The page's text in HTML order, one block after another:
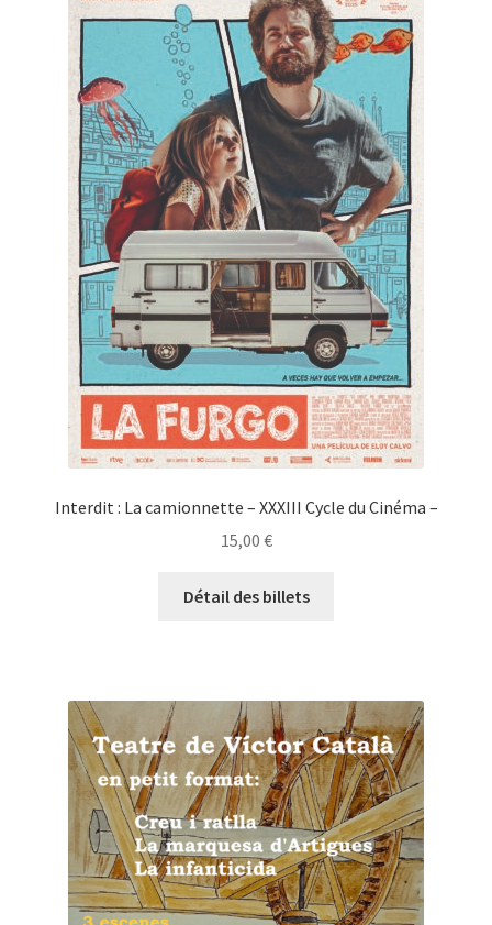
Interdit : La camionnette – XXXIII Cycle du Cinéma –
15,00 €
Détail des billets